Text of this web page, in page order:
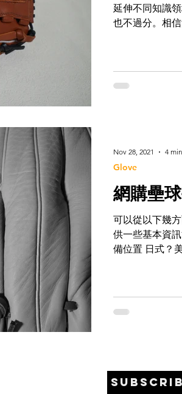
延伸不同知識
也不過分。相
網購壘
可以從以下幾
供一些基本資
備位置 日式？
Glove
Nov 28, 2021 4